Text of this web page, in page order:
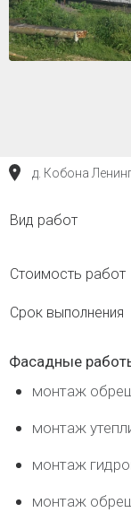
д. Кобона
Фасадные
монтаж
монтаж
монтаж
монтаж